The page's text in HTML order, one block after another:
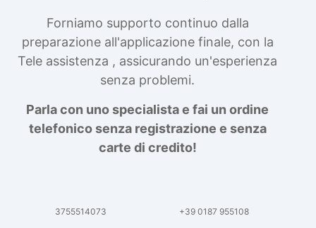
Forniamo supporto continuo dalla
preparazione all'applicazione finale, con la
Tele assistenza , assicurando un'esperienza
senza problemi.
Parla con uno specialista e fai un ordine
telefonico senza registrazione e senza
carte di credito!
3755514073 +39 0187 955108